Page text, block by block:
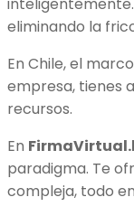
eliminando la
En Chile, el
empresa, tienes
recursos.
En
paradigma. Te
compleja, todo